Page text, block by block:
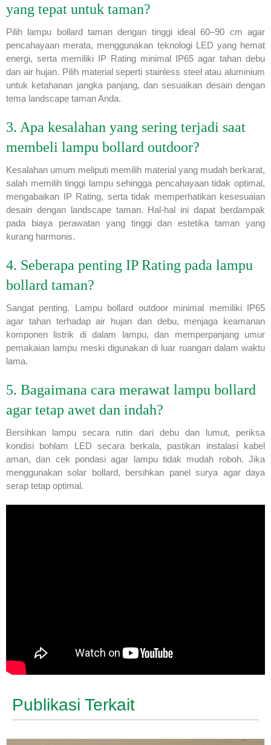
yang tepat untuk taman?
Pilih lampu bollard taman dengan tinggi ideal 60–90 cm agar
pencahayaan merata, menggunakan teknologi LED yang hemat
energi, serta memiliki IP Rating minimal IP65 agar tahan debu
dan air hujan. Pilih material seperti stainless steel atau aluminium
untuk ketahanan jangka panjang, dan sesuaikan desain dengan
tema landscape taman Anda.
3. Apa kesalahan yang sering terjadi saat
membeli lampu bollard outdoor?
Kesalahan umum meliputi memilih material yang mudah berkarat,
salah memilih tinggi lampu sehingga pencahayaan tidak optimal,
mengabaikan IP Rating, serta tidak memperhatikan kesesuaian
desain dengan landscape taman. Hal-hal ini dapat berdampak
pada biaya perawatan yang tinggi dan estetika taman yang
kurang harmonis.
4. Seberapa penting IP Rating pada lampu
bollard taman?
Sangat penting. Lampu bollard outdoor minimal memiliki IP65
agar tahan terhadap air hujan dan debu, menjaga keamanan
komponen listrik di dalam lampu, dan memperpanjang umur
pemakaian lampu meski digunakan di luar ruangan dalam waktu
lama.
5. Bagaimana cara merawat lampu bollard
agar tetap awet dan indah?
Bersihkan lampu secara rutin dari debu dan lumut, periksa
kondisi bohlam LED secara berkala, pastikan instalasi kabel
aman, dan cek pondasi agar lampu tidak mudah roboh. Jika
menggunakan solar bollard, bersihkan panel surya agar daya
serap tetap optimal.
Publikasi Terkait